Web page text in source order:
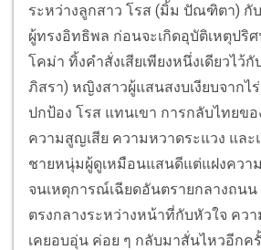
ระหว่างลูกสาว โรส (มิ้ม ปัณฑิตา) กั
ผู้ทรงอิทธิพล ก่อนจะเกิดอุบัติเหตุปริ
โคม่า ทิ้งคำสั่งเสียเพียงหนึ่งเดียวไว้
ภิสรา) หญิงสาวผู้แสนสงบเงียบจากไ
ปกป้อง โรส แทนเขา การกลับไทยขอ
ความสูญเสีย ความหวาดระแวง และ
ชายหนุ่มผู้ดูเหมือนแสนดีแต่แฝงควา
จนเหตุการณ์เฉียดอันตรายกลางถน
ตรงกลางระหว่างหน้าที่กับหัวใจ คว
เคยอบอุ่น ค่อย ๆ กลับมาสั่นไหวอีกค